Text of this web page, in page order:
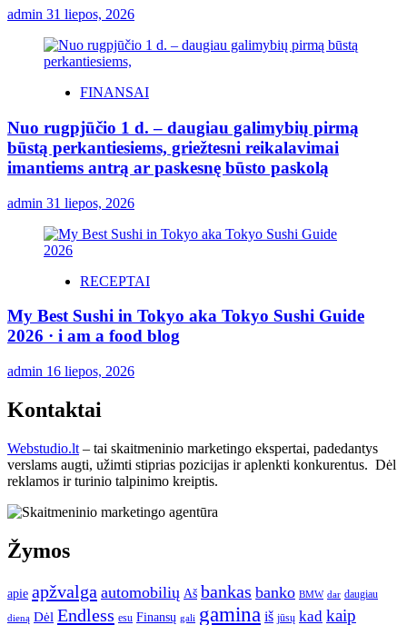
admin 31 liepos, 2026
FINANSAI
Nuo rugpjūčio 1 d. – daugiau galimybių pirmą
būstą perkantiesiems, griežtesni reikalavimai
imantiems antrą ar paskesnę būsto paskolą
admin 31 liepos, 2026
RECEPTAI
My Best Sushi in Tokyo aka Tokyo Sushi Guide
2026 · i am a food blog
admin 16 liepos, 2026
Kontaktai
Webstudio.lt – tai skaitmeninio marketingo ekspertai, padedantys
verslams augti, užimti stiprias pozicijas ir aplenkti konkurentus. Dėl
reklamos ir turinio talpinimo kreiptis.
Žymos
apie apžvalga automobilių Aš bankas banko BMW dar daugiau
dieną Dėl Endless esu Finansų gali gamina iš jūsų kad kaip